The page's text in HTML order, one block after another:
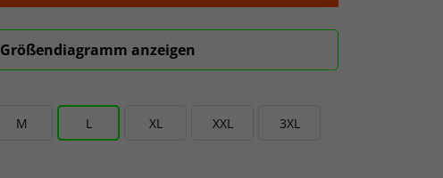
Größendiagramm anzeigen
M L XL XXL 3XL